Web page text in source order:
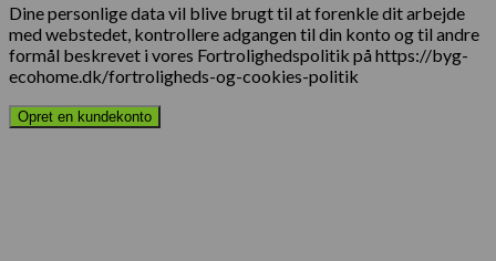
Dine personlige data vil blive brugt til at forenkle dit arbejde
med webstedet, kontrollere adgangen til din konto og til andre
formål beskrevet i vores Fortrolighedspolitik på https://byg-
ecohome.dk/fortroligheds-og-cookies-politik
Opret en kundekonto